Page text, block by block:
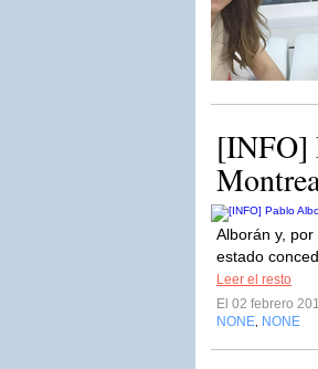
[INFO]
Alborán y,
estado
Leer el resto
El 02 febrero
NONE NONE